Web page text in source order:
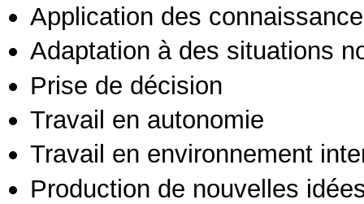
Application des
Adaptation à des situations
Prise de décision
Travail en autonomie
Travail en environnement
Production de nouvelles